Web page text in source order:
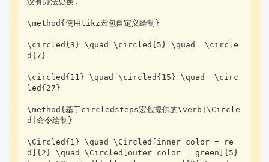
\method{使用tikz宏包自定义绘制}
\circled{3} \quad \circled{5} \quad  \circle
d{7}
\circled{11} \quad \circled{15} \quad  \circ
led{27}
\method{基于circledsteps宏包提供的\verb|\Circle
d|命令绘制}
\Circled{1} \quad \Circled[inner color = re
d]{2} \quad \Circled[outer color = green]{5}